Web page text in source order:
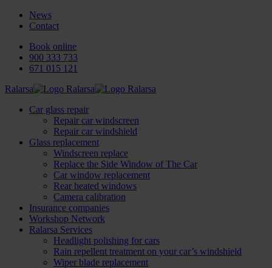
News
Contact
Book online
900 333 733
671 015 121
Ralarsa
Car glass repair
Repair car windscreen
Repair car windshield
Glass replacement
Windscreen replace
Replace the Side Window of The Car
Car window replacement
Rear heated windows
Camera calibration
Insurance companies
Workshop Network
Ralarsa Services
Headlight polishing for cars
Rain repellent treatment on your car’s windshield
Wiper blade replacement